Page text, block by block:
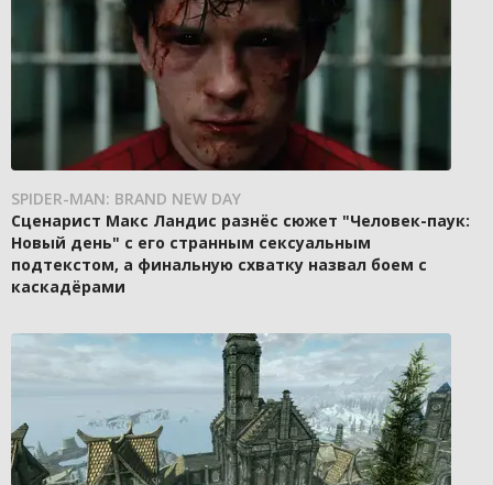
SPIDER-MAN: BRAND NEW DAY
Сценарист Макс Ландис разнёс сюжет "Человек-паук:
Новый день" с его странным сексуальным
подтекстом, а финальную схватку назвал боем с
каскадёрами